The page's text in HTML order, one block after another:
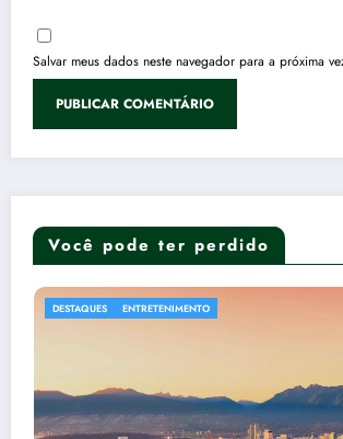
Salvar meus dados neste navegador para a próxima
Você pode ter perdido